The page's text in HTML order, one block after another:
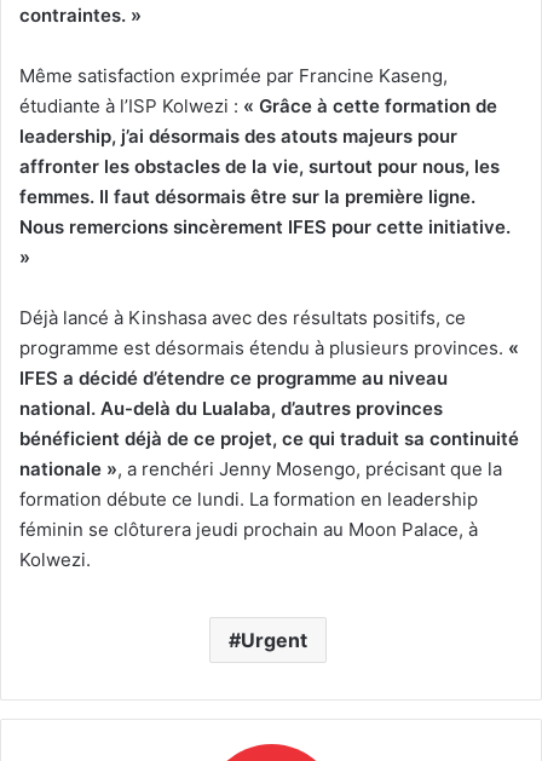
contraintes. »
Même satisfaction exprimée par Francine Kaseng,
étudiante à l’ISP Kolwezi : « Grâce à cette formation de
leadership, j’ai désormais des atouts majeurs pour
affronter les obstacles de la vie, surtout pour nous, les
femmes. Il faut désormais être sur la première ligne.
Nous remercions sincèrement IFES pour cette initiative.
»
Déjà lancé à Kinshasa avec des résultats positifs, ce
programme est désormais étendu à plusieurs provinces. «
IFES a décidé d’étendre ce programme au niveau
national. Au-delà du Lualaba, d’autres provinces
bénéficient déjà de ce projet, ce qui traduit sa continuité
nationale », a renchéri Jenny Mosengo, précisant que la
formation débute ce lundi. La formation en leadership
féminin se clôturera jeudi prochain au Moon Palace, à
Kolwezi.
Urgent